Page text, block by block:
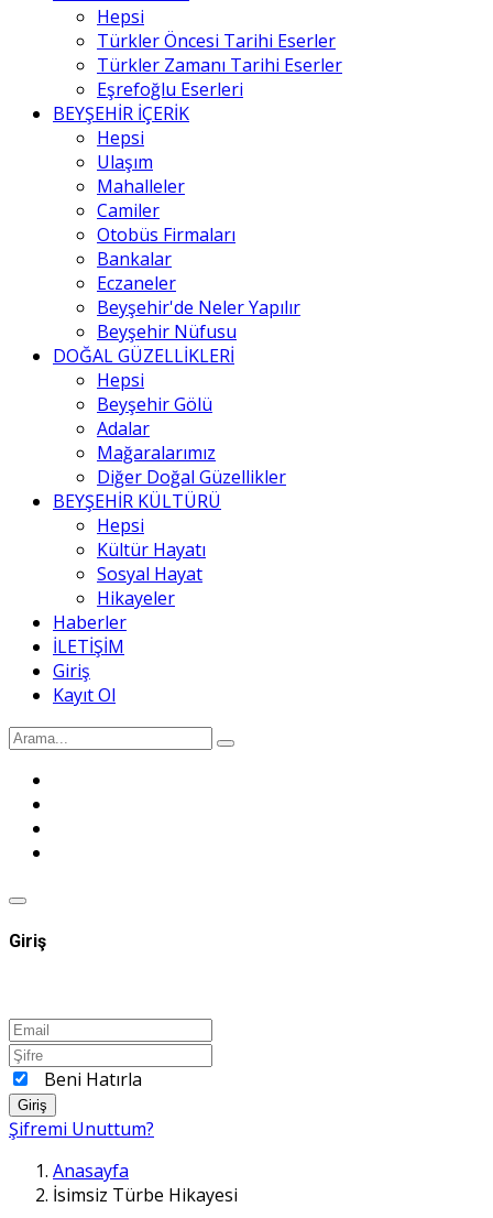
Hepsi
Türkler Öncesi Tarihi Eserler
Türkler Zamanı Tarihi Eserler
Eşrefoğlu Eserleri
BEYŞEHİR İÇERİK
Hepsi
Ulaşım
Mahalleler
Camiler
Otobüs Firmaları
Bankalar
Eczaneler
Beyşehir'de Neler Yapılır
Beyşehir Nüfusu
DOĞAL GÜZELLİKLERİ
Hepsi
Beyşehir Gölü
Adalar
Mağaralarımız
Diğer Doğal Güzellikler
BEYŞEHİR KÜLTÜRÜ
Hepsi
Kültür Hayatı
Sosyal Hayat
Hikayeler
Haberler
İLETİŞİM
Giriş
Kayıt Ol
Giriş
Beni Hatırla
Giriş
Şifremi Unuttum?
Anasayfa
İsimsiz Türbe Hikayesi